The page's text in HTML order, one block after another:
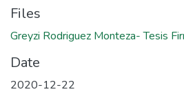
Files
Greyzi Rodriguez Monteza- Tesis
Date
2020-12-22